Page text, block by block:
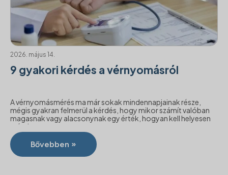
2026. május 14.
9 gyakori kérdés a vérnyomásról
A vérnyomásmérés ma már sokak mindennapjainak része,
mégis gyakran felmerül a kérdés, hogy mikor számít valóban
magasnak vagy alacsonynak egy érték, hogyan kell helyesen
mérni a ...
Bővebben »